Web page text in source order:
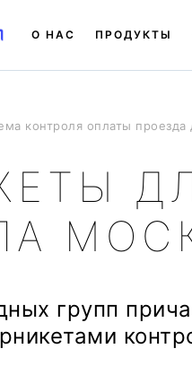
О НАС ПРОДУКТЫ
контроля оплаты проезда
групп